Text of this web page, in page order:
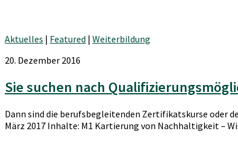
Aktuelles | Featured | Weiterbildung
20. Dezember 2016
Sie suchen nach
Dann sind die berufsbegleitenden Zertifikatskurse oder
März 2017 Inhalte: M1 Kartierung von Nachhaltigkeit –